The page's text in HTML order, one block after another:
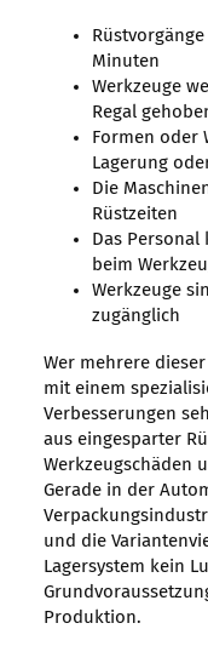
Minuten
Werkzeuge
Regal
Formen oder
Lagerung
Die
Rüstzeiten
Das
beim
Werkzeuge
zugänglich
Wer mehrere
mit einem
Verbesserungen
aus eingesparter
Werkzeugschäden
Gerade in der
und die
Lagersystem kein
Produktion.